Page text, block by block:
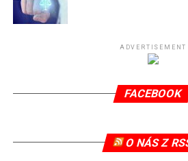
Připomeňme, že ukončení těžby
(SDEU) v souvislosti se stížnostmi
verdiktem španělské soudkyně
tomuto rozhodnutí nevyhověla,
ADVERTISEMENT
FACEBOOK
O NÁS Z